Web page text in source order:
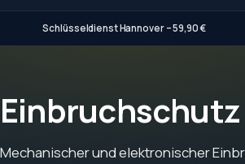
Schlüsseldienst Hannover – 59,90 €
Mechanischer und elektronischer